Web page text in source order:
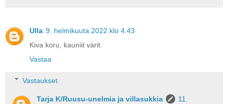
Ulla 9. helmikuuta 2022 klo 4.43
Kiva koru, kauniit värit.
Vastaa
Vastaukset
Tarja K/Ruusu-unelmia ja villasukkia
11.